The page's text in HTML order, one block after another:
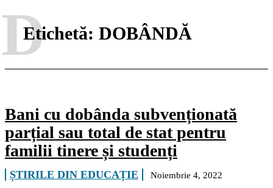
Etichetă: DOBÂNDĂ
D
Bani cu dobânda subvenționată
parțial sau total de stat pentru
familii tinere și studenți
ȘTIRILE DIN EDUCAȚIE Noiembrie 4, 2022